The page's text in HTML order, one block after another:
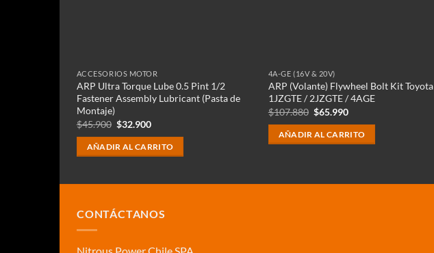
ACCESORIOS MOTOR
ARP Ultra Torque Lube 0.5 Pint 1/2
Fastener Assembly Lubricant (Pasta de
Montaje)
$45.900 El
original
era:
$32.900El
actual
es:
AÑADIR AL CARRITO
4A-GE (16V & 20V)
ARP (Volante) Flywheel Bolt Kit Toyota
1JZGTE / 2JZGTE / 4AGE
$107.880 El
original
era:
$65.990El
actual
es:
AÑADIR AL CARRITO
CONTÁCTANOS